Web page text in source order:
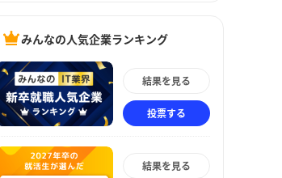
みんなの人気企業ランキング
結果を見る
投票する
結果を見る